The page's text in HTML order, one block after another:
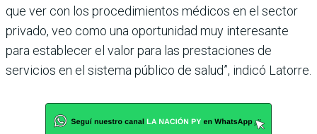
que ver con los procedimientos médicos en el sector
privado, veo como una oportunidad muy interesante
para establecer el valor para las prestaciones de
servicios en el sistema público de salud”, indicó Latorre.